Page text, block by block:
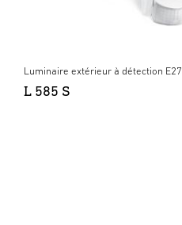
Luminaire extérieur à détection E27
L 585 S